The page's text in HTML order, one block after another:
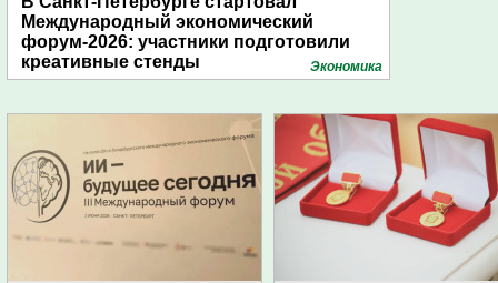
Международный экономический
форум-2026: участники подготовили
креативные стенды
Экономика